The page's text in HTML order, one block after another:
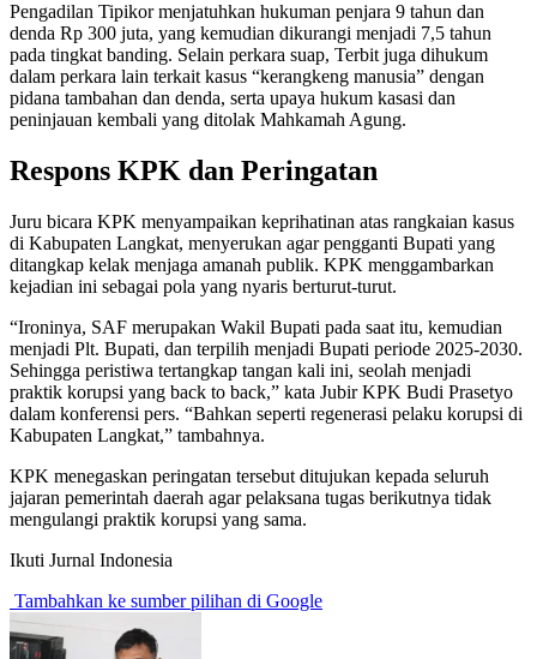
Pengadilan Tipikor menjatuhkan hukuman penjara 9 tahun dan
denda Rp 300 juta, yang kemudian dikurangi menjadi 7,5 tahun
pada tingkat banding. Selain perkara suap, Terbit juga dihukum
dalam perkara lain terkait kasus “kerangkeng manusia” dengan
pidana tambahan dan denda, serta upaya hukum kasasi dan
peninjauan kembali yang ditolak Mahkamah Agung.
Respons KPK dan Peringatan
Juru bicara KPK menyampaikan keprihatinan atas rangkaian kasus
di Kabupaten Langkat, menyerukan agar pengganti Bupati yang
ditangkap kelak menjaga amanah publik. KPK menggambarkan
kejadian ini sebagai pola yang nyaris berturut-turut.
“Ironinya, SAF merupakan Wakil Bupati pada saat itu, kemudian
menjadi Plt. Bupati, dan terpilih menjadi Bupati periode 2025-2030.
Sehingga peristiwa tertangkap tangan kali ini, seolah menjadi
praktik korupsi yang back to back,” kata Jubir KPK Budi Prasetyo
dalam konferensi pers. “Bahkan seperti regenerasi pelaku korupsi di
Kabupaten Langkat,” tambahnya.
KPK menegaskan peringatan tersebut ditujukan kepada seluruh
jajaran pemerintah daerah agar pelaksana tugas berikutnya tidak
mengulangi praktik korupsi yang sama.
Ikuti Jurnal Indonesia
Tambahkan ke sumber pilihan di Google